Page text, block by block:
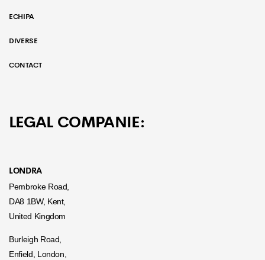
ECHIPA
DIVERSE
CONTACT
LEGAL COMPANIE:
LONDRA
Pembroke Road,
DA8 1BW, Kent,
United Kingdom
Burleigh Road,
Enfield, London,